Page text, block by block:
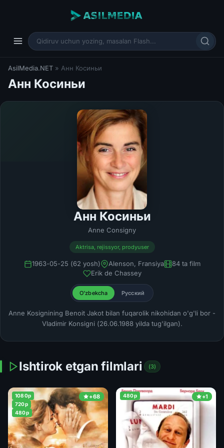
AsilMedia.NET » Анн Косиньи
Анн Косиньи
Анн Косиньи
Anne Consigny
Aktrisa, rejissyor, prodyuser
1963-05-25 (62 yosh) Alenson, Fransiya
84 ta film
Erik de Chassey
O'zbekcha Русский
Anne Kosignining Benoit Jakot bilan fuqarolik nikohidan o'g'li bor -
Vladimir Konsigni (26.06.1988 yilda tug'ilgan).
Ishtirok etgan filmlari (3)
+68
1080p
720p
480p
+1
480p